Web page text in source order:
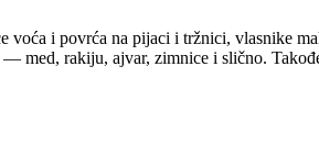
voća i povrća na pijaci i tržnici, vlasnike
med, rakiju, ajvar, zimnice i slično.